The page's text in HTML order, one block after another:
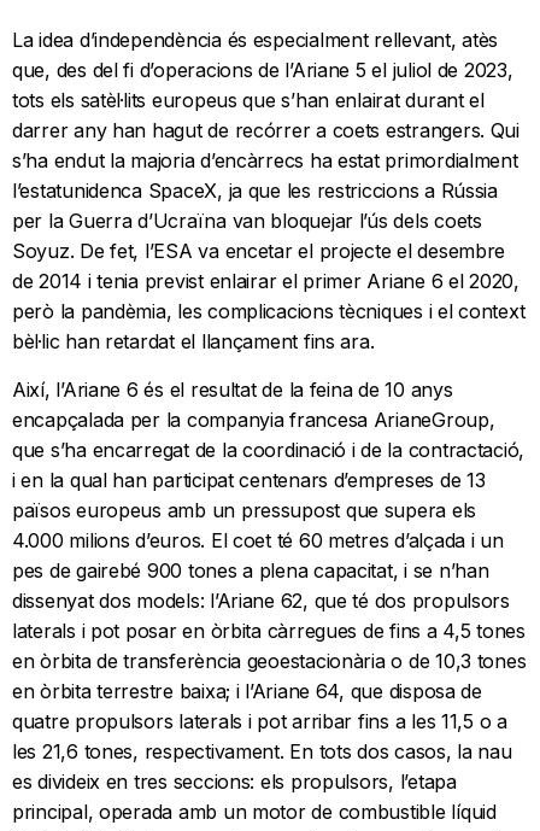
La idea d’independència és especialment rellevant, atès
que, des del fi d’operacions de l’Ariane 5 el juliol de 2023,
tots els satèl·lits europeus que s’han enlairat durant el
darrer any han hagut de recórrer a coets estrangers. Qui
s’ha endut la majoria d’encàrrecs ha estat primordialment
l’estatunidenca SpaceX, ja que les restriccions a Rússia
per la Guerra d’Ucraïna van bloquejar l’ús dels coets
Soyuz. De fet, l’ESA va encetar el projecte el desembre
de 2014 i tenia previst enlairar el primer Ariane 6 el 2020,
però la pandèmia, les complicacions tècniques i el context
bèl·lic han retardat el llançament fins ara.
Així, l’Ariane 6 és el resultat de la feina de 10 anys
encapçalada per la companyia francesa ArianeGroup,
que s’ha encarregat de la coordinació i de la contractació,
i en la qual han participat centenars d’empreses de 13
països europeus amb un pressupost que supera els
4.000 milions d’euros. El coet té 60 metres d’alçada i un
pes de gairebé 900 tones a plena capacitat, i se n’han
dissenyat dos models: l’Ariane 62, que té dos propulsors
laterals i pot posar en òrbita càrregues de fins a 4,5 tones
en òrbita de transferència geoestacionària o de 10,3 tones
en òrbita terrestre baixa; i l’Ariane 64, que disposa de
quatre propulsors laterals i pot arribar fins a les 11,5 o a
les 21,6 tones, respectivament. En tots dos casos, la nau
es divideix en tres seccions: els propulsors, l’etapa
principal, operada amb un motor de combustible líquid